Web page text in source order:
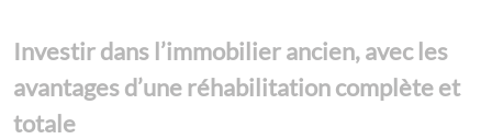
Investir dans l’immobilier ancien, avec les
avantages d’une réhabilitation complète et
totale